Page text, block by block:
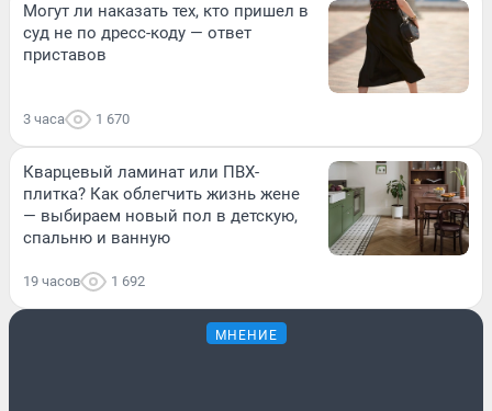
Могут ли наказать тех, кто пришел в
суд не по дресс-коду — ответ
приставов
3 часа 1 670
Кварцевый ламинат или ПВХ-
плитка? Как облегчить жизнь жене
— выбираем новый пол в детскую,
спальню и ванную
19 часов 1 692
МНЕНИЕ